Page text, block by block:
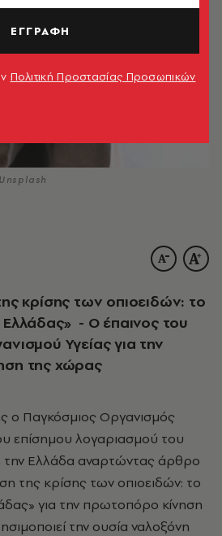
κρίσης των οπιοειδών: το
- Ο έπαινος του
Υγείας για την
της χώρας
ο Παγκόσμιος Οργανισμός
επίσημου λογαριασμού του
την Ελλάδα αναρτώντας άρθρο
της κρίσης των οπιοειδών: το
για την πρωτοπόρο κίνηση
την ουσία ναλοξόνη
ΕΓΓΡΑΦΗ
Πολιτική Προστασίας Προσωπικών